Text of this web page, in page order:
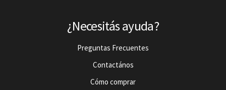
¿Necesitás ayuda?
Preguntas Frecuentes
Contactános
Cómo comprar